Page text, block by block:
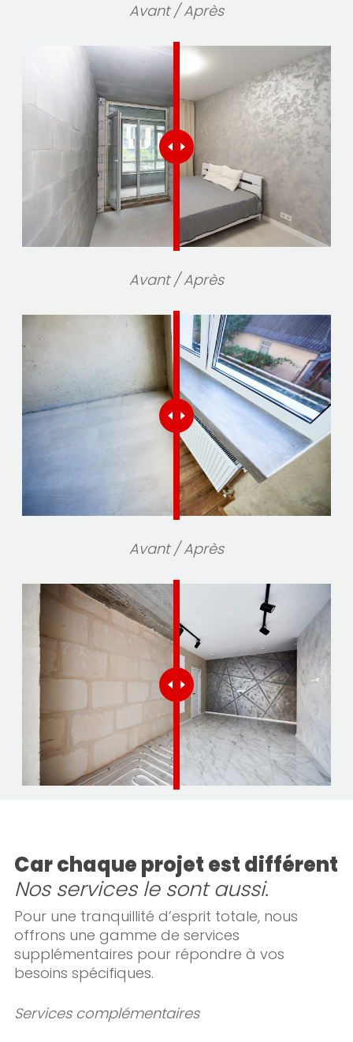
Avant / Après
Avant / Après
Avant / Après
Car chaque projet est différent
Nos services le sont aussi.
Pour une tranquillité d’esprit totale, nous
offrons une gamme de services
supplémentaires pour répondre à vos
besoins spécifiques.
Services complémentaires